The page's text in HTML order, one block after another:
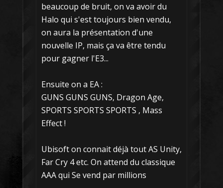
beaucoup de bruit, on va avoir du
Halo qui s'est toujours bien vendu,
on aura la présentation d'une
nouvelle IP, mais ça va être tendu
pour gagner l'E3...
Ensuite on a EA :
GUNS GUNS GUNS, Dragon Age,
SPORTS SPORTS SPORTS , Mass
Effect !
Ubisoft on connait déjà tout AS Unity,
Far Cry 4 etc. On attend du classique
AAA qui Se vend par millions